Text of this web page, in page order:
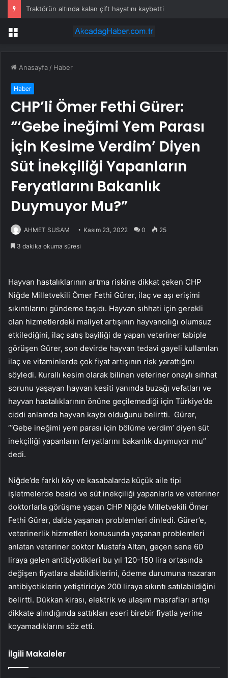
Traktörün altında kalan çift hayatını kaybetti
Menü
Anasayfa / Haber
Haber
CHP’li Ömer Fethi Gürer:
“‘Gebe İneğimi Yem Parası
İçin Kesime Verdim’ Diyen
Süt İnekçiliği Yapanların
Feryatlarını Bakanlık
Duymuyor Mu?”
AHMET SUSAM Kasım 23, 2022 0 25
3 dakika okuma süresi
Hayvan hastalıklarının artma riskine dikkat çeken CHP
Niğde Milletvekili Ömer Fethi Gürer, ilaç ve aşı erişimi
sıkıntılarını gündeme taşıdı. Hayvan sıhhati için gerekli
olan hizmetlerdeki maliyet artışının hayvancılığı olumsuz
etkilediğini, ilaç satış bayiliği de yapan veteriner tabiple
görüşen Gürer, son devirde hayvan tedavi gayeli kullanılan
ilaç ve vitaminlerde çok fiyat artışının risk yarattığını
söyledi. Kurallı kesim olarak bilinen veteriner onaylı sıhhat
sorunu yaşayan hayvan kesiti yanında buzağı vefatları ve
hayvan hastalıklarının önüne geçilemediği için Türkiye’de
ciddi anlamda hayvan kaybı olduğunu belirtti. Gürer,
“‘Gebe ineğimi yem parası için bölüme verdim’ diyen süt
inekçiliği yapanların feryatlarını bakanlık duymuyor mu”
dedi.
Niğde’de farklı köy ve kasabalarda küçük aile tipi
işletmelerde besici ve süt inekçiliği yapanlarla ve veteriner
doktorlarla görüşme yapan CHP Niğde Milletvekili Ömer
Fethi Gürer, dalda yaşanan problemleri dinledi. Gürer’e,
veterinerlik hizmetleri konusunda yaşanan problemleri
anlatan veteriner doktor Mustafa Altan, geçen sene 60
liraya gelen antibiyotikleri bu yıl 120-150 lira ortasında
değişen fiyatlara alabildiklerini, ödeme durumuna nazaran
antibiyotiklerin yetiştiriciye 200 liraya sıkıntı satılabildiğini
belirtti. Dükkan kirası, elektrik ve ulaşım masrafları artışı
dikkate alındığında sattıkları eseri birebir fiyatla yerine
koyamadıklarını söz etti.
İlgili Makaleler